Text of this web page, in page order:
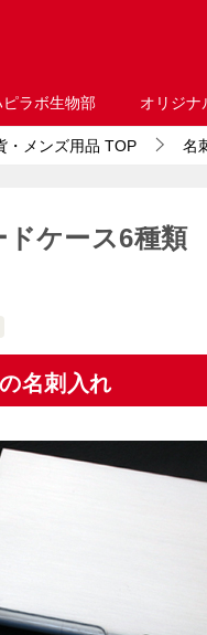
ピラボ生物部 オリジナ
・メンズ用品 TOP 名
ドケース6種類
名刺入れ